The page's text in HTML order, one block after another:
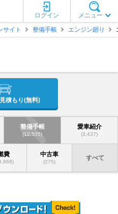
メニュー
ログイン
サイト 整備手帳 エンジン廻り
積もり(無料)
整備手帳
(12,505)
愛車紹介
(3,437)
費 中古車
(275)
すべて